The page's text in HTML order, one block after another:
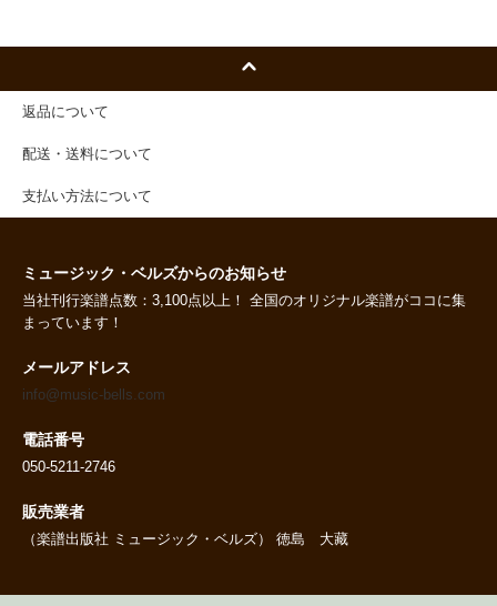
返品について
配送・送料について
支払い方法について
ミュージック・ベルズからのお知らせ
当社刊行楽譜点数：3,100点以上！ 全国のオリジナル楽譜がココに集
まっています！
メールアドレス
info@music-bells.com
電話番号
050-5211-2746
販売業者
（楽譜出版社 ミュージック・ベルズ） 徳島 大藏